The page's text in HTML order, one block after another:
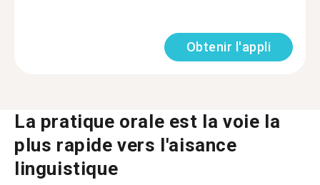
Obtenir l'appli
La pratique orale est la voie la
plus rapide vers l'aisance
linguistique